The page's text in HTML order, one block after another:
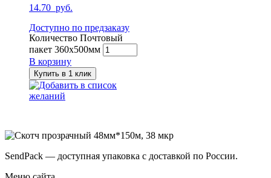
14.70 руб.
Доступно по предзаказу
Количество Почтовый
пакет 360х500мм
В корзину
Купить в 1 клик
Добавить в список
желаний
SendPack — доступная упаковка с доставкой по России.